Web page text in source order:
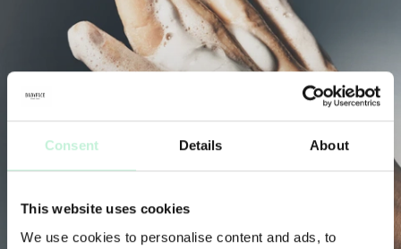
Consent Details About
This website uses cookies
We use cookies to personalise content and ads, to